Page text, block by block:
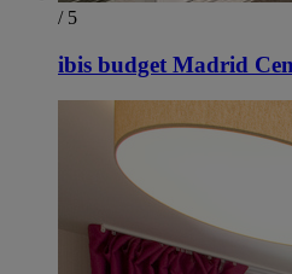
/ 5
ibis budget Madrid